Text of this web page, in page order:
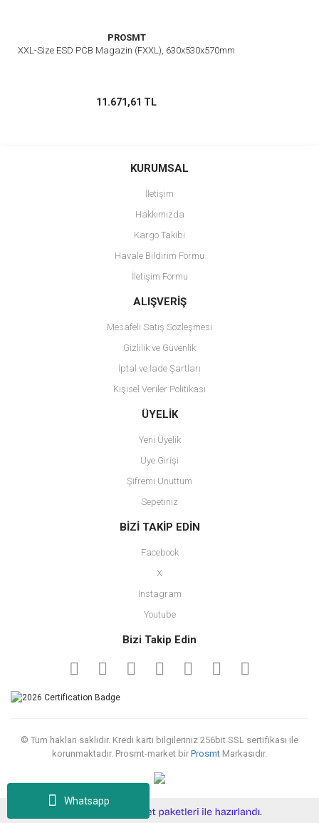
Whatsapp
PROSMT
XXL-Size ESD PCB Magazin (FXXL), 630x530x570mm
11.671,61 TL
KURUMSAL
İletişim
Hakkımızda
Kargo Takibi
Havale Bildirim Formu
İletişim Formu
ALIŞVERİŞ
Mesafeli Satış Sözleşmesi
Gizlilik ve Güvenlik
İptal ve İade Şartları
Kişisel Veriler Politikası
ÜYELİK
Yeni Üyelik
Üye Girişi
Şifremi Unuttum
Sepetiniz
BİZİ TAKİP EDİN
Facebook
X
Instagram
Youtube
Bizi Takip Edin
© Tüm hakları saklıdır. Kredi kartı bilgileriniz 256bit SSL sertifikası ile
korunmaktadır. Prosmt-market bir Prosmt Markasıdır.
e-